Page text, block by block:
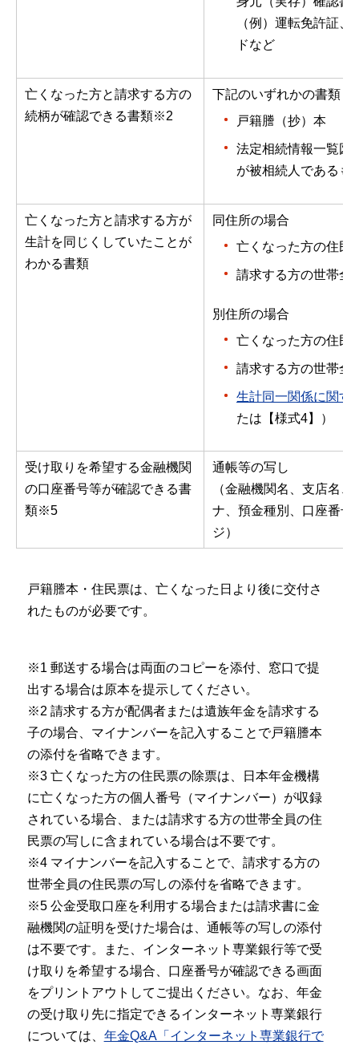
（例）運転免許証
ドなど
亡くなった方と請求する方の
続柄が確認できる書類※2
下記のいずれかの書類
戸籍謄（抄）本
法定相続情報一覧図
が被相続人であるも
亡くなった方と請求する方が
生計を同じくしていたことが
わかる書類
同住所の場合
亡くなった方の住
請求する方の世帯
別住所の場合
亡くなった方の住
請求する方の世帯
生計同一関係に関す
たは【様式4】）
受け取りを希望する金融機関
の口座番号等が確認できる書
類※5
通帳等の写し
（金融機関名、支店名
ナ、預金種別、口座番号
ジ）
戸籍謄本・住民票は、亡くなった日より後に交付さ
れたものが必要です。
※1 郵送する場合は両面のコピーを添付、窓口で提
出する場合は原本を提示してください。
※2 請求する方が配偶者または遺族年金を請求する
子の場合、マイナンバーを記入することで戸籍謄本
の添付を省略できます。
※3 亡くなった方の住民票の除票は、日本年金機構
に亡くなった方の個人番号（マイナンバー）が収録
されている場合、または請求する方の世帯全員の住
民票の写しに含まれている場合は不要です。
※4 マイナンバーを記入することで、請求する方の
世帯全員の住民票の写しの添付を省略できます。
※5 公金受取口座を利用する場合または請求書に金
融機関の証明を受けた場合は、通帳等の写しの添付
は不要です。また、インターネット専業銀行等で受
け取りを希望する場合、口座番号が確認できる画面
をプリントアウトしてご提出ください。なお、年金
の受け取り先に指定できるインターネット専業銀行
については、 年金Q&A「インターネット専業銀行で